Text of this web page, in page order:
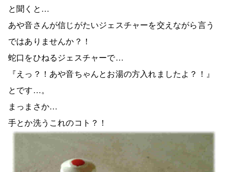
と聞くと…
あや音さんが信じがたいジェスチャーを交えながら言う
ではありませんか？！
蛇口をひねるジェスチャーで…
『えっ？！あや音ちゃんとお湯の方入れましたよ？！』
とです…。
まっまさか…
手とか洗うこれのコト？！